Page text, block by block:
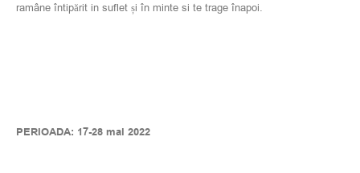
ramâne întipărit in suflet și în minte si te trage înapoi.
PERIOADA: 17-28 mai 2022